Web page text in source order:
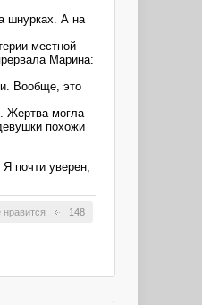
шнурках. А на
местной
Марина:
Вообще, это
Жертва могла
похожи
почти уверен,
нравится 148